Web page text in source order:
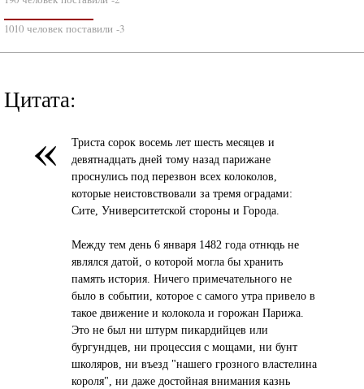
1010 человек поставили -3
Цитата:
«
Триста сорок восемь лет шесть месяцев и
девятнадцать дней тому назад парижане
проснулись под перезвон всех колоколов,
которые неистовствовали за тремя оградами:
Сите, Университетской стороны и Города.
Между тем день 6 января 1482 года отнюдь не
являлся датой, о которой могла бы хранить
память история. Ничего примечательного не
было в событии, которое с самого утра привело в
такое движение и колокола и горожан Парижа.
Это не был ни штурм пикардийцев или
бургундцев, ни процессия с мощами, ни бунт
школяров, ни въезд "нашего грозного властелина
короля", ни даже достойная внимания казнь